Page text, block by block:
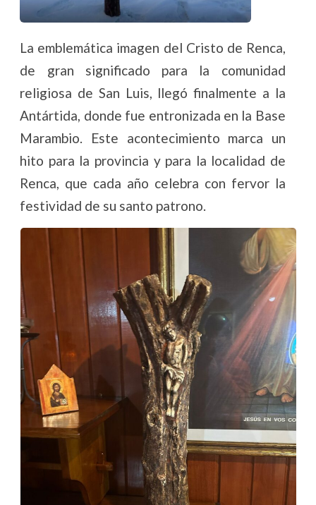
La emblemática imagen del Cristo de Renca,
de gran significado para la comunidad
religiosa de San Luis, llegó finalmente a la
Antártida, donde fue entronizada en la Base
Marambio. Este acontecimiento marca un
hito para la provincia y para la localidad de
Renca, que cada año celebra con fervor la
festividad de su santo patrono.